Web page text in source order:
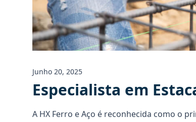
Junho 20, 2025
Especialista em
A HX Ferro e Aço é reconhecida como o